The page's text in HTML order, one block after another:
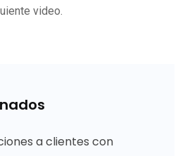
video.
a clientes con